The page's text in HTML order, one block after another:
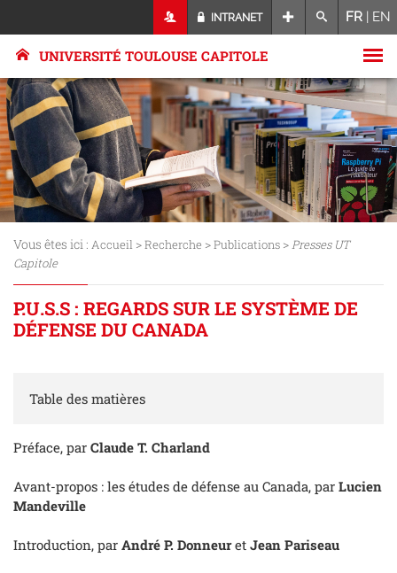
INTRANET FR | EN
UNIVERSITÉ TOULOUSE CAPITOLE
Vous êtes ici : Accueil >Recherche >Publications >Presses UT
Capitole
P.U.S.S : REGARDS SUR LE SYSTÈME DE
DÉFENSE DU CANADA
Table des matières
Préface, par Claude T. Charland
Avant-propos : les études de défense au Canada, par Lucien
Mandeville
Introduction, par André P. Donneuret Jean Pariseau